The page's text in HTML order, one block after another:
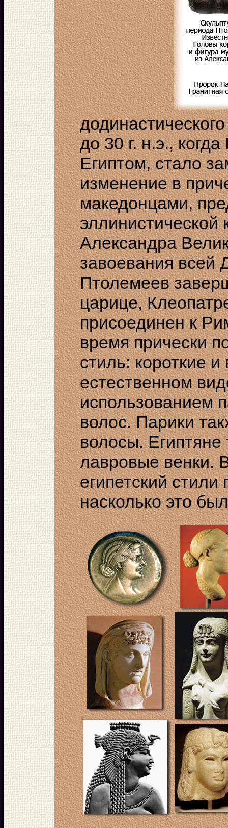
до 30 г. н.э.,
Египтом, стало
изменение в
македонцами,
эллинистической
Александра
завоевания всей
Птолемеев
царице,
присоединен к
время прически
стиль: короткие
естественном
использованием
волос. Парики
волосы. Египтяне
лавровые венки.
египетский
насколько это